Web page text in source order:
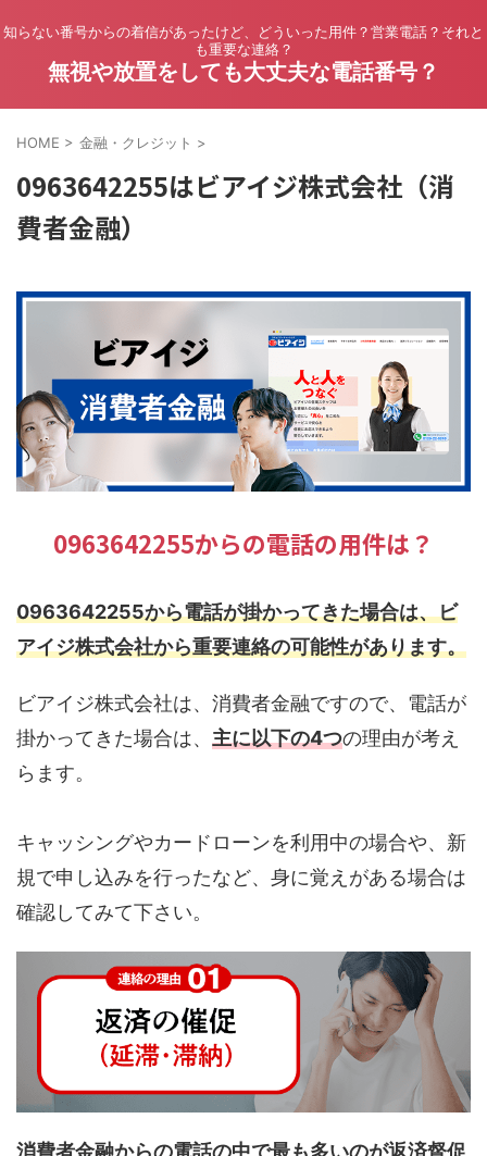
知らない番号からの着信があったけど、どういった用件？営業電話？それと
も重要な連絡？
無視や放置をしても大丈夫な電話番号？
HOME > 金融・クレジット >
0963642255はビアイジ株式会社（消
費者金融）
0963642255からの電話の用件は？
0963642255から電話が掛かってきた場合は、ビ
アイジ株式会社から重要連絡の可能性があります。
ビアイジ株式会社は、消費者金融ですので、電話が
掛かってきた場合は、 主に以下の4つの理由が考え
らます。
キャッシングやカードローンを利用中の場合や、新
規で申し込みを行ったなど、身に覚えがある場合は
確認してみて下さい。
消費者金融からの電話の中で最も多いのが返済督促